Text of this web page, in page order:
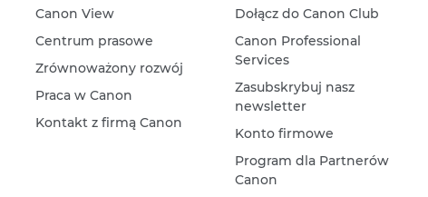
Canon View
Centrum prasowe
Zrównoważony rozwój
Praca w Canon
Kontakt z firmą Canon
Dołącz do Canon Club
Canon Professional
Services
Zasubskrybuj nasz
newsletter
Konto firmowe
Program dla Partnerów
Canon